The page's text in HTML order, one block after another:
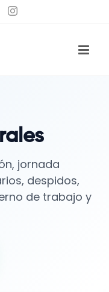
Instagram
jornada
despidos,
de trabajo y